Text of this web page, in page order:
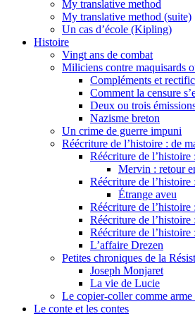
My translative method
My translative method (suite)
Un cas d’école (Kipling)
Histoire
Vingt ans de combat
Miliciens contre maquisards
Compléments et
Comment la censure
Deux ou trois
Nazisme breton
Un crime de guerre impuni
Réécriture de l’histoire : de
Réécriture de
Mervin : retour
Réécriture de l’histoire
Étrange aveu
Réécriture de
Réécriture de
Réécriture de
L’affaire Drezen
Petites chroniques de la
Joseph Monjaret
La vie de Lucie
Le copier-coller comme
Le conte et les contes